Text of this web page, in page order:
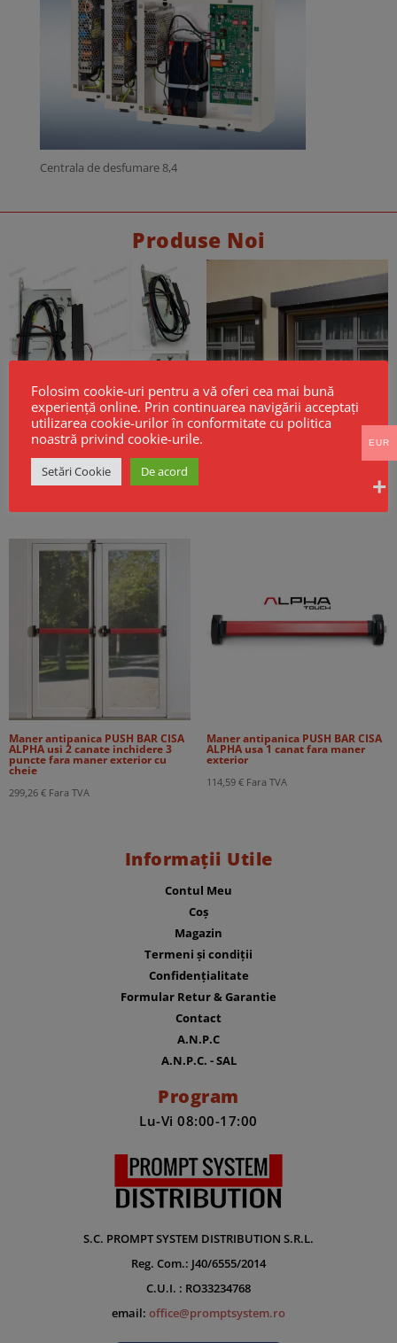
Centrala de desfumare 8,4
Produse Noi
Broască electrică CISA Mito Sensor
Fail Safe
Cortine Rezistente la Foc EI60 –
Maner antipanica PUSH BAR CISA
ALPHA usi 2 canate inchidere 3
puncte fara maner exterior cu
cheie
299,26 € Fara TVA
Maner antipanica PUSH BAR CISA
ALPHA usa 1 canat fara maner
exterior
114,59 € Fara TVA
Informații Utile
Contul Meu
Coș
Magazin
Termeni și condiții
Confidențialitate
Formular Retur & Garantie
Contact
A.N.P.C
A.N.P.C. - SAL
Program
Lu-Vi 08:00-17:00
S.C. PROMPT SYSTEM DISTRIBUTION S.R.L.
Reg. Com.: J40/6555/2014
C.U.I. : RO33234768
email: office@promptsystem.ro
Folosim cookie-uri pentru a vă oferi cea mai bună
experiență online. Prin continuarea navigării acceptați
utilizarea cookie-urilor în conformitate cu politica
noastră privind cookie-urile.
Setări Cookie De acord
EUR